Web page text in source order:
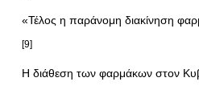
«Τέλος η παράνομη διακίνηση
[9]
Η διάθεση των φαρμάκων στον